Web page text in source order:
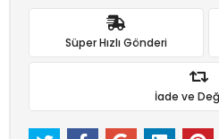
Süper Hızlı Gönderi
İade ve